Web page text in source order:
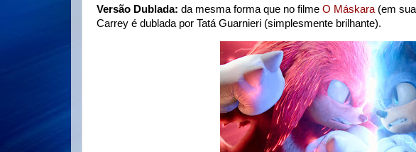
Versão Dublada: da mesma forma que no filme O Máskara (em
Carrey é dublada por Tatá Guarnieri (simplesmente brilhante).